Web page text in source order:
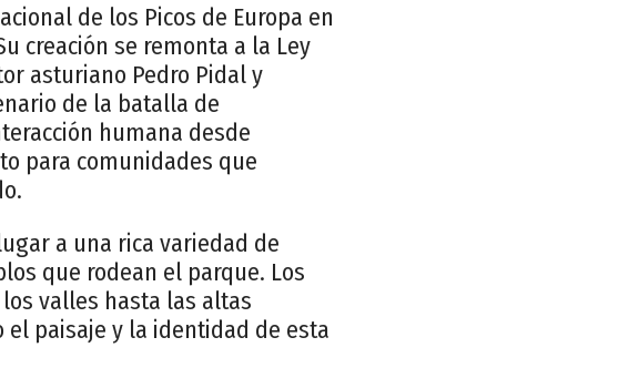
de los Picos de Europa en
creación se remonta a la Ley
asturiano Pedro Pidal y
de la batalla de
humana desde
para comunidades que
a una rica variedad de
que rodean el parque. Los
valles hasta las altas
paisaje y la identidad de esta